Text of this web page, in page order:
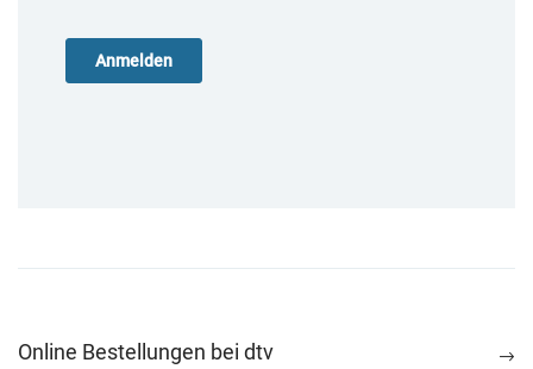
Online Bestellungen bei dtv